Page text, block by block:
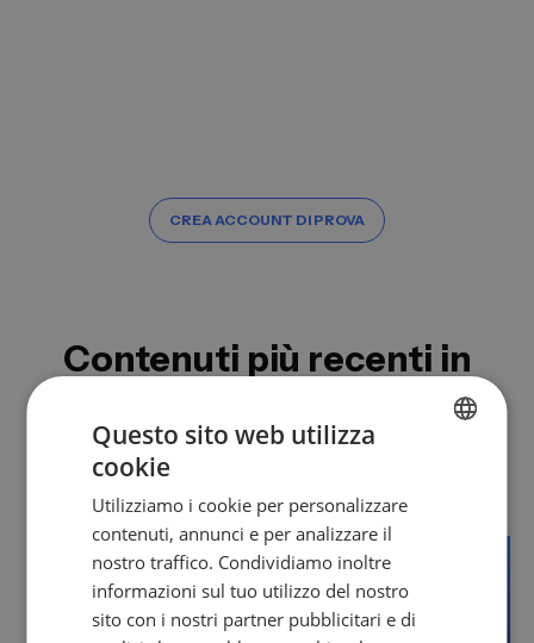
CREA ACCOUNT DI PROVA
Contenuti più recenti in
Come l'IA sta cambiando le vendite? Quali strumenti
portano davvero risultati? I nostri articoli ti offrono
approfondimenti attuali e veri esempi pratici.
EN
FR
IT
Questo sito web utilizza
cookie
Utilizziamo i cookie per personalizzare
contenuti, annunci e per analizzare il
nostro traffico. Condividiamo inoltre
informazioni sul tuo utilizzo del nostro
sito con i nostri partner pubblicitari e di